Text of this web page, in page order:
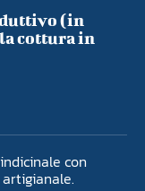
(in
cottura in
con